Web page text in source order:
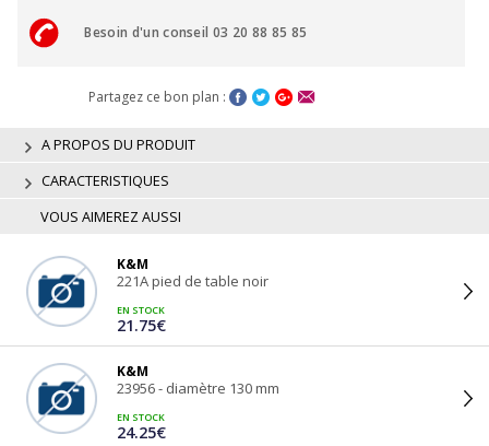
Besoin d'un conseil 03 20 88 85 85
Partagez ce bon plan :
A PROPOS DU PRODUIT
CARACTERISTIQUES
VOUS AIMEREZ AUSSI
K&M
221A pied de table noir
EN STOCK
21.75€
K&M
23956 - diamètre 130 mm
EN STOCK
24.25€